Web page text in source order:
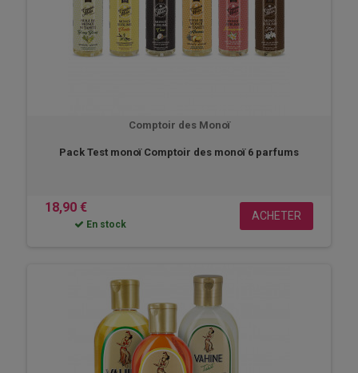
Comptoir des Monoï
Pack Test monoï Comptoir des monoï 6 parfums
18,90 €
En stock
ACHETER